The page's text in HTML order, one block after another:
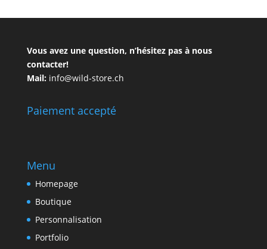
Vous avez une question, n’hésitez pas à nous
contacter!
Mail:info@wild-store.ch
Paiement accepté
Menu
Homepage
Boutique
Personnalisation
Portfolio